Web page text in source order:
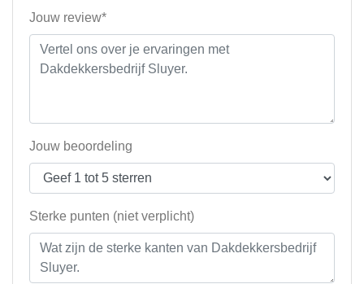
Jouw review*
Jouw beoordeling
Sterke punten (niet verplicht)